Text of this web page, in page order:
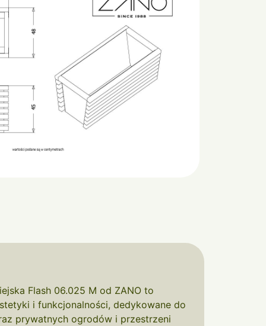
Flash 06.025 M od ZANO to
i funkcjonalności, dedykowane do
prywatnych ogrodów i przestrzeni